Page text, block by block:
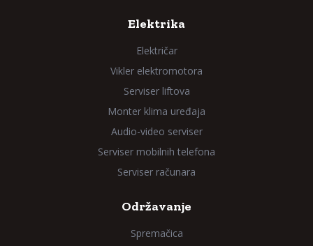
Elektrika
Električar
Vikler elektromotora
Serviser liftova
Monter klima uređaja
Audio-video serviser
Serviser mobilnih telefona
Serviser računara
Održavanje
Spremačica